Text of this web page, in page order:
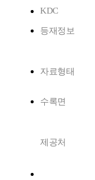
KDC
등재정보
자료형태
수록면
제공처